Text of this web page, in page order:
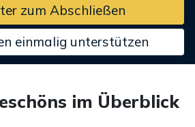
zum Abschließen
einmalig unterstützen
im Überblick